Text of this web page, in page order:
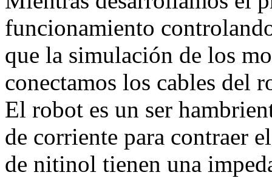
funcionamiento
que la simulación de los
conectamos los cables del
El robot es un ser
de corriente para contraer
de nitinol tienen una